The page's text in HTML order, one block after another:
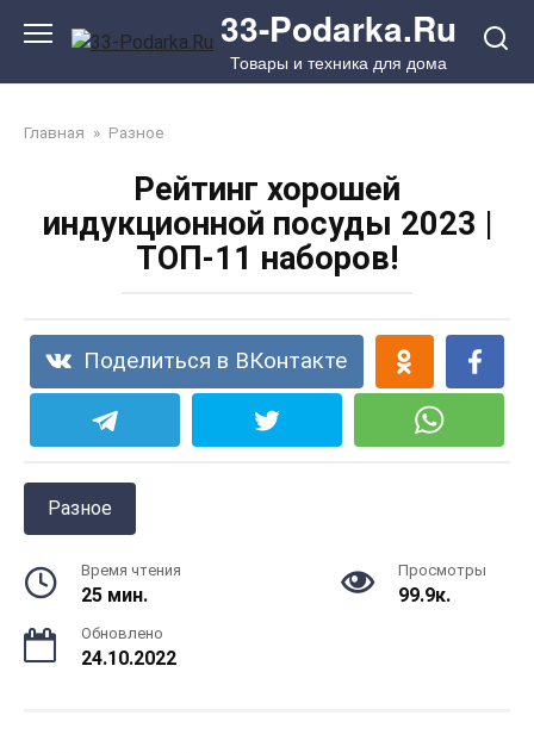
33-Podarka.Ru
Товары и техника для дома
Главная » Разное
Рейтинг хорошей
индукционной посуды 2023 |
ТОП-11 наборов!
Поделиться в ВКонтакте
Разное
Время чтения
25 мин.
Просмотры
99.9к.
Обновлено
24.10.2022